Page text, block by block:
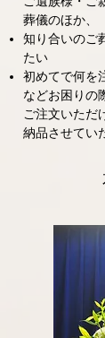
葬儀のほか、
知り合いのご
たい
初めてで何を
などお困りの
ご注文いただ
納品させてい